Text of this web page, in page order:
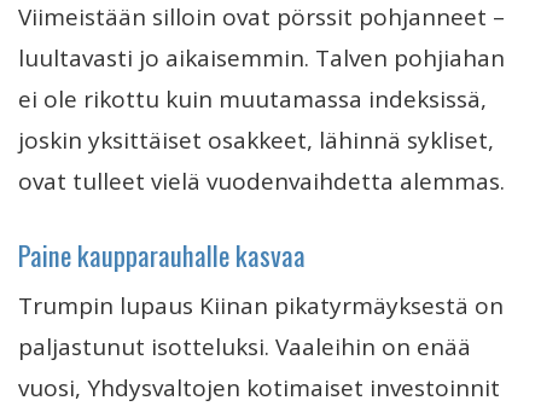
Viimeistään silloin ovat pörssit pohjanneet –
luultavasti jo aikaisemmin. Talven pohjiahan
ei ole rikottu kuin muutamassa indeksissä,
joskin yksittäiset osakkeet, lähinnä sykliset,
ovat tulleet vielä vuodenvaihdetta alemmas.
Paine kaupparauhalle kasvaa
Trumpin lupaus Kiinan pikatyrmäyksestä on
paljastunut isotteluksi. Vaaleihin on enää
vuosi, Yhdysvaltojen kotimaiset investoinnit